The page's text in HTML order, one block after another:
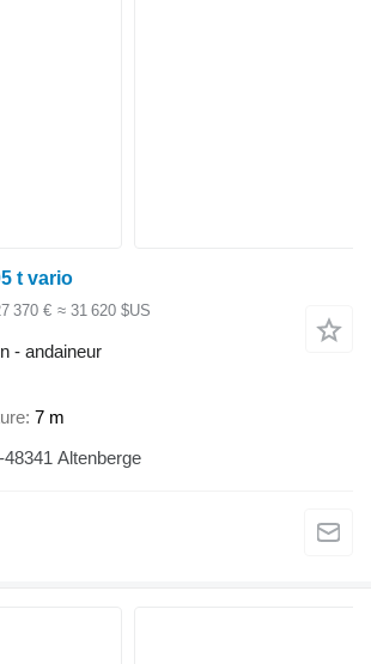
t vario
370 € ≈ 31 620 $US
- andaineur
7 m
Altenberge